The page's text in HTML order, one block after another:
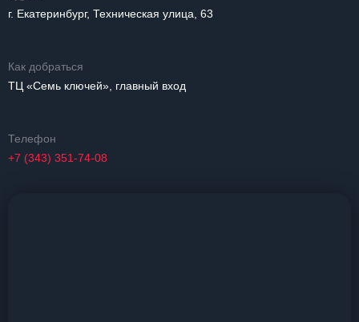
г. Екатеринбург, Техническая улица, 63
Как добраться
ТЦ «Семь ключей», главный вход
Телефон
+7 (343) 351-74-08